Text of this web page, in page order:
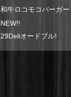
和牛ロコモコバーガー
NEW!!
29Deliオードブル!